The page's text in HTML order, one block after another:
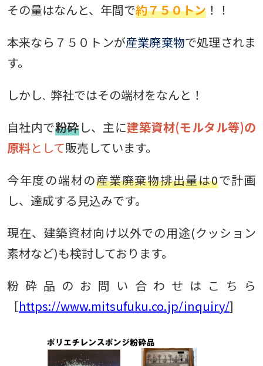
その量はなんと、年間で約７５０トン ！！
本来なら７５０トンが産業廃棄物で処理されま
す。
しかし、 弊社ではその端材をなんと！
自社内で粉砕し、主に建築資材(モルタル等)の
原料として販売しています。
今年度の端材の産業廃棄物排出量は0で計画
し、達成する見込みです。
現在、建築資材向け以外での用途(クッション
素材など)も検討しております。
粉砕品のお問い合わせはこちら
［https://www.mitsufuku.co.jp/inquiry/]